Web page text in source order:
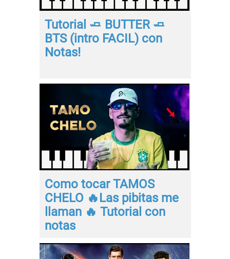
Tutorial 🧈 BUTTER 🧈
BTS (intro FACIL) con
Notas!
Como tocar TAMOS
CHELO 🔥Las pibitas me
llaman 🔥 Tutorial con
notas